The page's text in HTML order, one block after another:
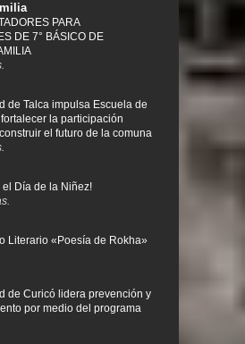
PARA
DE 7° BÁSICO DE
de Talca impulsa Escuela de
la participación
el futuro de la comuna
el Día de la Niñez!
Literario «Poesía de Rokha»
de Curicó lidera prevención y
por medio del programa